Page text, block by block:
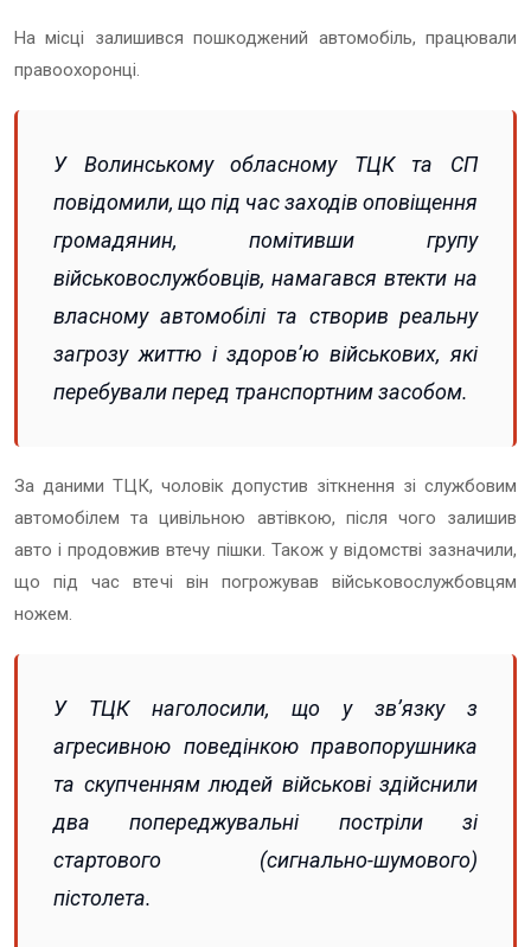
На місці залишився пошкоджений автомобіль, працювали
правоохоронці.
У Волинському обласному ТЦК та СП
повідомили, що під час заходів оповіщення
громадянин, помітивши групу
військовослужбовців, намагався втекти на
власному автомобілі та створив реальну
загрозу життю і здоров’ю військових, які
перебували перед транспортним засобом.
За даними ТЦК, чоловік допустив зіткнення зі службовим
автомобілем та цивільною автівкою, після чого залишив
авто і продовжив втечу пішки. Також у відомстві зазначили,
що під час втечі він погрожував військовослужбовцям
ножем.
У ТЦК наголосили, що у зв’язку з
агресивною поведінкою правопорушника
та скупченням людей військові здійснили
два попереджувальні постріли зі
стартового (сигнально-шумового)
пістолета.